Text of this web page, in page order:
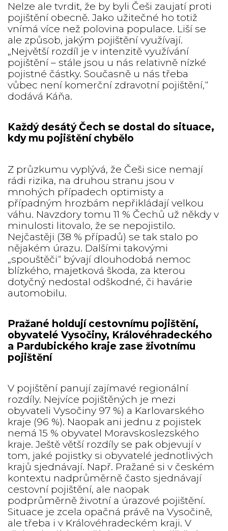
Nelze ale tvrdit, že by byli Češi zaujatí proti
pojištění obecně. Jako užitečné ho totiž
vnímá více než polovina populace. Liší se
ale způsob, jakým pojištění využívají.
„Největší rozdíl je v intenzitě využívání
pojištění – stále jsou u nás relativně nízké
pojistné částky. Současně u nás třeba
vůbec není komerční zdravotní pojištění,“
dodává Káňa.
Každý desátý Čech se dostal do situace,
kdy mu pojištění chybělo
Z průzkumu vyplývá, že Češi sice nemají
rádi rizika, na druhou stranu jsou v
mnohých případech optimisty a
případným hrozbám nepřikládají velkou
váhu. Navzdory tomu 11 % Čechů už někdy v
minulosti litovalo, že se nepojistilo.
Nejčastěji (38 % případů) se tak stalo po
nějakém úrazu. Dalšími takovými
„spouštěči“ bývají dlouhodobá nemoc
blízkého, majetková škoda, za kterou
dotyčný nedostal odškodné, či havárie
automobilu.
Pražané holdují cestovnímu pojištění,
obyvatelé Vysočiny, Královéhradeckého
a Pardubického kraje zase životnímu
pojištění
V pojištění panují zajímavé regionální
rozdíly. Nejvíce pojištěných je mezi
obyvateli Vysočiny 97 %) a Karlovarského
kraje (96 %). Naopak ani jednu z pojistek
nemá 15 % obyvatel Moravskoslezského
kraje. Ještě větší rozdíly se pak objevují v
tom, jaké pojistky si obyvatelé jednotlivých
krajů sjednávají. Např. Pražané si v českém
kontextu nadprůměrně často sjednávají
cestovní pojištění, ale naopak
podprůměrně životní a úrazové pojištění.
Situace je zcela opačná právě na Vysočině,
ale třeba i v Královéhradeckém kraji. V